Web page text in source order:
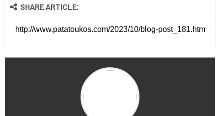
SHARE ARTICLE: